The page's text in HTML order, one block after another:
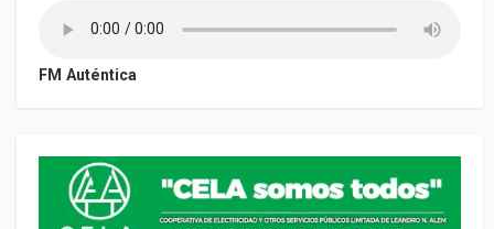
FM Auténtica